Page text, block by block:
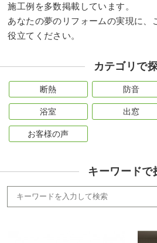
施工例を多数掲載しています。
あなたの夢のリフォームの実現に、
役立てください。
カテゴリで
断熱 防音
浴室 出窓
お客様の声
キーワードで